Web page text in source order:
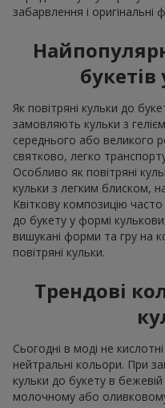
забарвлення і
букетів
Як повітряні кульки до
замовляють кульки з
середнього або великого
святково, легко
Особливо як повітряні
кульки з легким блиском,
Квіткову композицію
до букету у формі
вишукані форми та гру на
повітряні кульки.
Трендові
Сьогодні в моді не
нейтральні кольори. При
кульки до букету в
молочному або